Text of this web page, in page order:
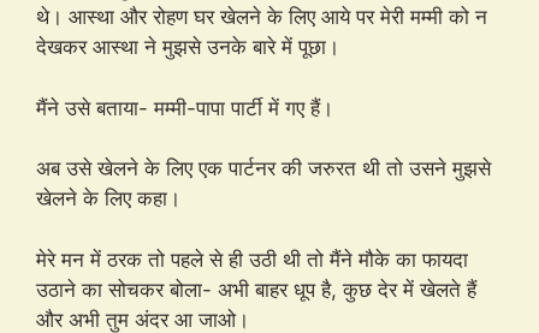
थे। आस्था और रोहण घर खेलने के लिए आये पर मेरी मम्मी को न
देखकर आस्था ने मुझसे उनके बारे में पूछा।
मैंने उसे बताया- मम्मी-पापा पार्टी में गए हैं।
अब उसे खेलने के लिए एक पार्टनर की जरुरत थी तो उसने मुझसे
खेलने के लिए कहा।
मेरे मन में ठरक तो पहले से ही उठी थी तो मैंने मौके का फायदा
उठाने का सोचकर बोला- अभी बाहर धूप है, कुछ देर में खेलते हैं
और अभी तुम अंदर आ जाओ।